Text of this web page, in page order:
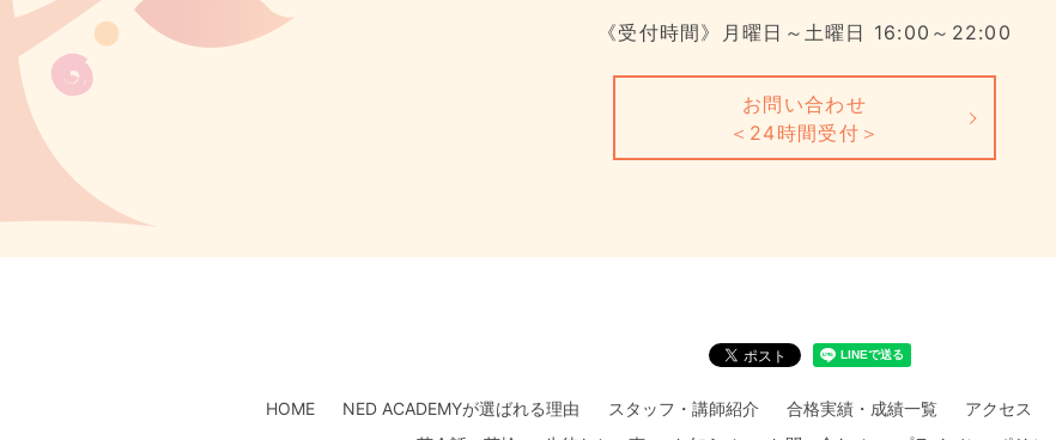
《受付時間》月曜日～土曜日 16:00～22:00
お問い合わせ
＜24時間受付＞
HOME NED ACADEMYが選ばれる理由 スタッフ・講師紹介 合格実績・成績一覧 アクセス